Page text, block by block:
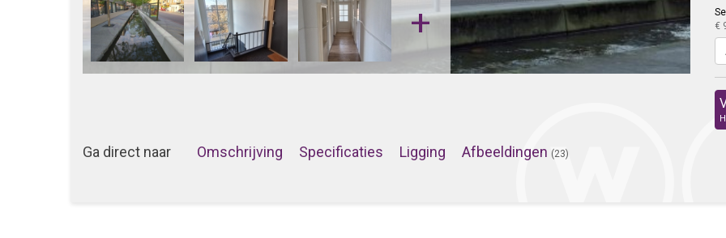
+
€
Ga direct naar Omschrijving Specificaties Ligging Afbeeldingen (23)